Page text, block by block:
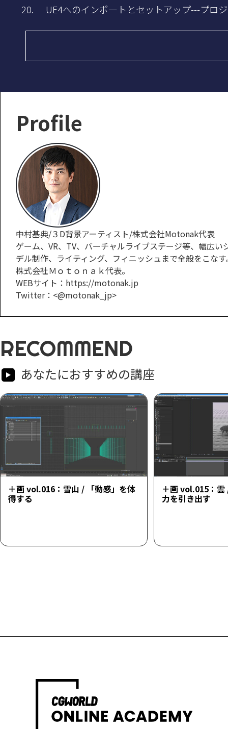
UE4へのインポートとセットアップ---プロ
Profile
中村基典/３D背景アーティスト/株式会社Motonak代表
ゲーム、VR、TV、バーチャルライブステージ等、幅広
デル制作、ライティング、フィニッシュまで全般をこな
株式会社Ｍｏｔｏｎａｋ代表。
WEBサイト：https://motonak.jp
Twitter：<@motonak_jp>
RECOMMEND
あなたにおすすめの講座
＋画 vol.016：雪山 / 「動感」を体
得する
＋画 vol.015：
力を引き出す